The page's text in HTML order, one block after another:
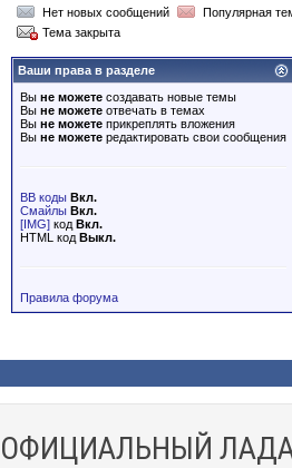
Нет новых сообщений
Популярная
Тема закрыта
Ваши права в разделе
Вы не можете создавать новые темы
Вы не можете отвечать в темах
Вы не можете прикреплять вложения
Вы не можете редактировать свои сообщения
BB коды Вкл.
Смайлы Вкл.
[IMG] код Вкл.
HTML код Выкл.
Правила форума
ОФИЦИАЛЬНЫЙ